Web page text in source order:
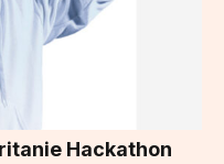
Hackathon